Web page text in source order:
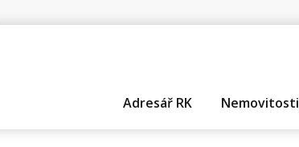
Adresář RK Nemovitosti